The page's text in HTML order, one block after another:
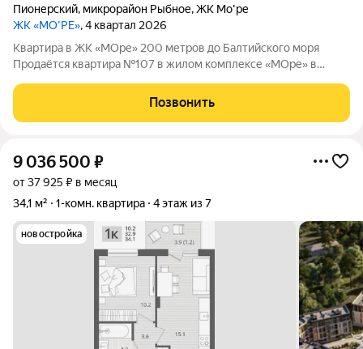
Пионерский, микрорайон Рыбное,ЖК Мо'ре
ЖК «МО’РЕ», 4 квартал 2026
Квартира в ЖК «МОре» 200 метров до Балтийского моря
Продаётся квартира №107 в жилом комплексе «МОре» в
Позвонить
9 036 500 ₽
от 37 925 ₽ в месяц
34,1 м²
1-комн. квартира 4 этаж из 7
новостройка